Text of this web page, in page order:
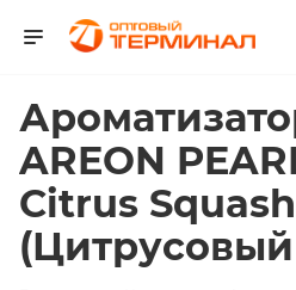
AREON
Citrus Squash